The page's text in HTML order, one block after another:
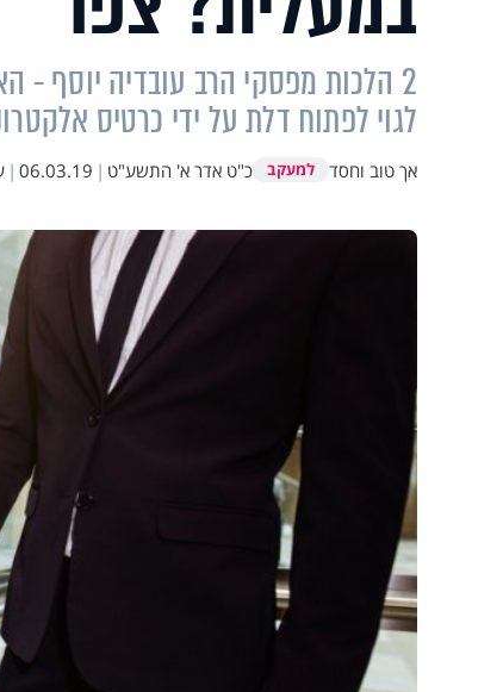
2 הלכות מפסקי הרב עובדיה יוסף
לגוי לפתוח דלת על ידי כרטיס
אך טוב וחסד למעקב כ"ט אדר א' התשע"ט |
06.03.19
|